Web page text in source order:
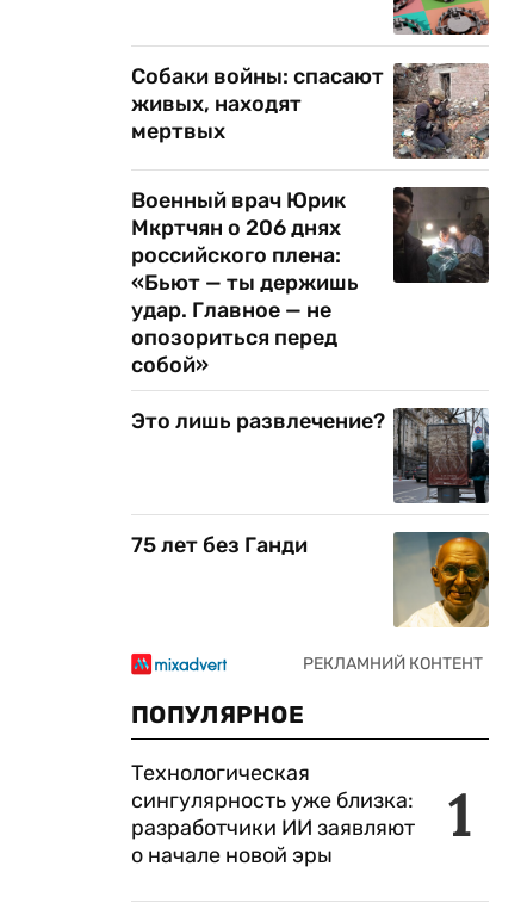
Собаки войны: спасают
живых, находят
мертвых
Военный врач Юрик
Мкртчян о 206 днях
российского плена:
«Бьют — ты держишь
удар. Главное — не
опозориться перед
собой»
Это лишь развлечение?
75 лет без Ганди
ПОПУЛЯРНОЕ
1
Технологическая
сингулярность уже близка:
разработчики ИИ заявляют
о начале новой эры